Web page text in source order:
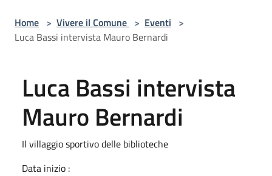
Home > Vivere il Comune > Eventi >
Luca Bassi intervista Mauro Bernardi
Luca Bassi intervista
Mauro Bernardi
Il villaggio sportivo delle biblioteche
Data inizio :